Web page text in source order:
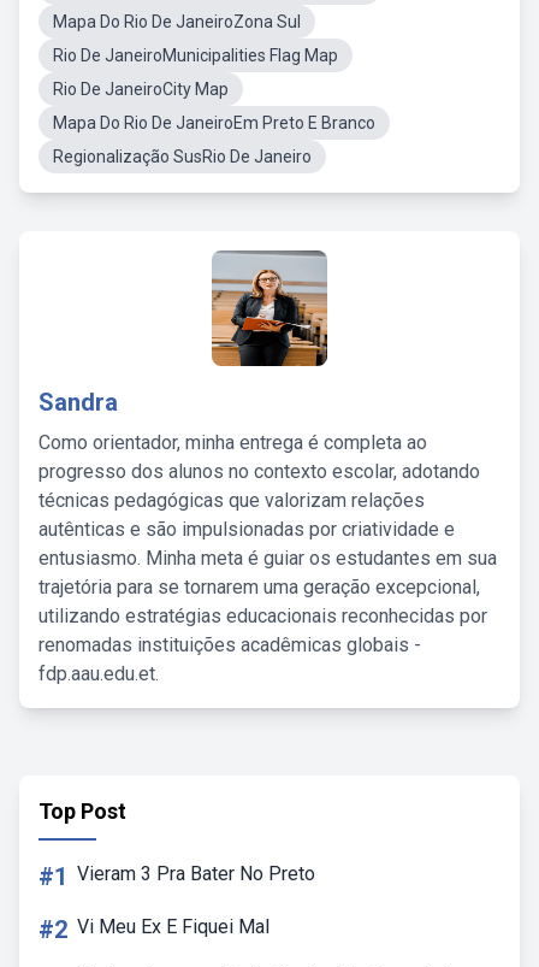
Mapa Do Rio De JaneiroZona Sul
Rio De JaneiroMunicipalities Flag Map
Rio De JaneiroCity Map
Mapa Do Rio De JaneiroEm Preto E Branco
Regionalização SusRio De Janeiro
Sandra
Como orientador, minha entrega é completa ao
progresso dos alunos no contexto escolar, adotando
técnicas pedagógicas que valorizam relações
autênticas e são impulsionadas por criatividade e
entusiasmo. Minha meta é guiar os estudantes em sua
trajetória para se tornarem uma geração excepcional,
utilizando estratégias educacionais reconhecidas por
renomadas instituições acadêmicas globais -
fdp.aau.edu.et.
Top Post
#1 Vieram 3 Pra Bater No Preto
#2 Vi Meu Ex E Fiquei Mal